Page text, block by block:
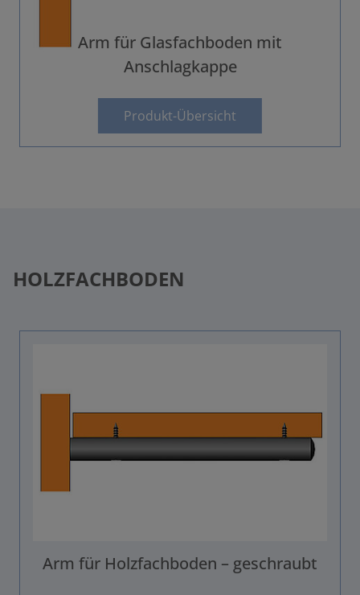
Arm für Glasfachboden mit
Anschlagkappe
Produkt-Übersicht
HOLZFACHBODEN
Arm für Holzfachboden – geschraubt